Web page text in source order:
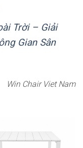
Trời – Giải
Gian Sân
Win Chair Viet Nam